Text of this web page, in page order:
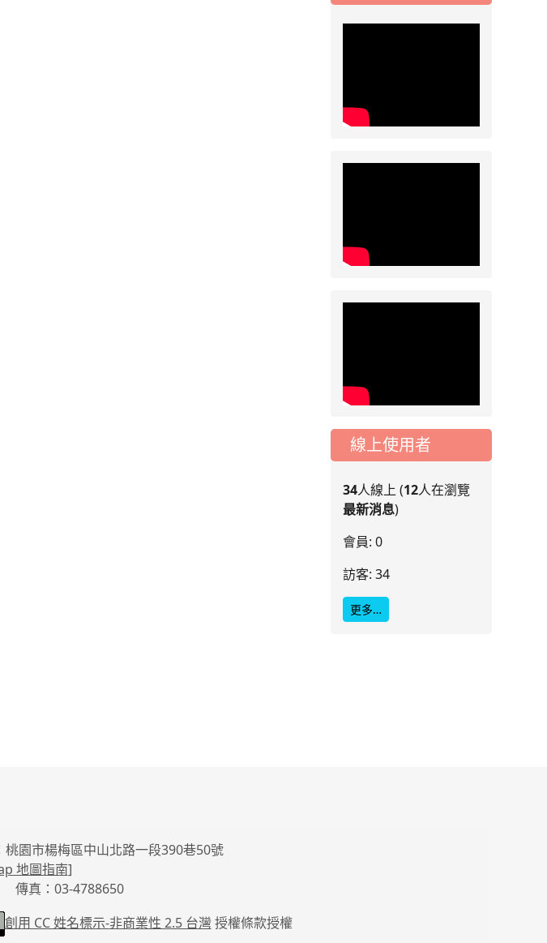
線上使用者
34人線上 (12人在瀏覽
最新消息)
會員: 0
訪客: 34
更多…
市楊梅區中山北路一段390巷50號
地圖指南]
真：03-4788650
創用 CC 姓名標示-非商業性 2.5 台灣 授權條款授權